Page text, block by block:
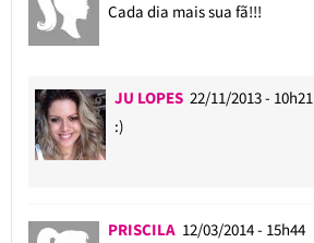
Cada dia mais sua fã!!!
JU LOPES 22/11/2013 - 10h21
:)
PRISCILA 12/03/2014 - 15h44